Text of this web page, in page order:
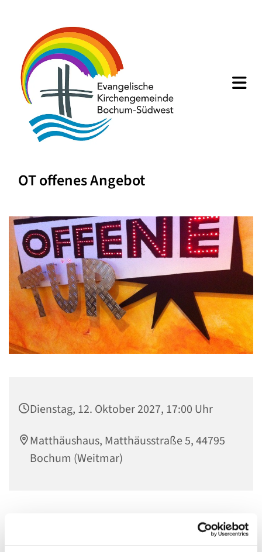
OT offenes Angebot
Dienstag, 12. Oktober 2027, 17:00 Uhr
Matthäushaus, Matthäusstraße 5, 44795
Bochum (Weitmar)